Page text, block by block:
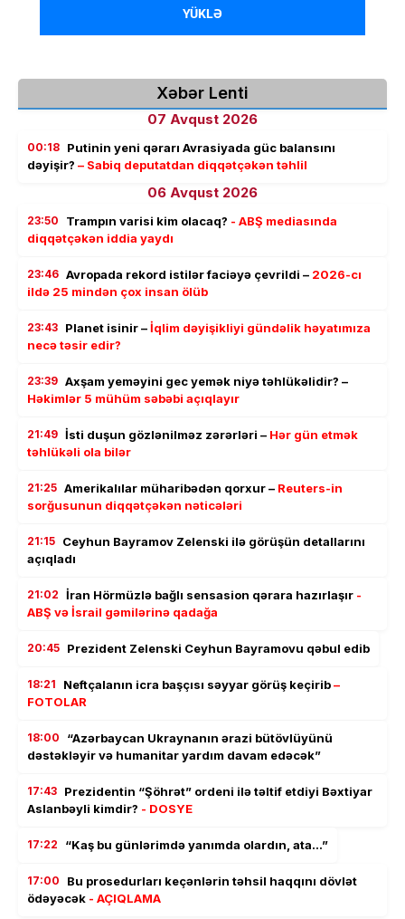
YÜKLƏ
Xəbər Lenti
07 Avqust 2026
00:18 Putinin yeni qərarı Avrasiyada güc balansını
dəyişir? – Sabiq deputatdan diqqətçəkən təhlil
06 Avqust 2026
23:50 Trampın varisi kim olacaq? - ABŞ mediasında
diqqətçəkən iddia yaydı
23:46 Avropada rekord istilər faciəyə çevrildi – 2026-cı
ildə 25 mindən çox insan ölüb
23:43 Planet isinir –İqlim dəyişikliyi gündəlik həyatımıza
necə təsir edir?
23:39 Axşam yeməyini gec yemək niyə təhlükəlidir? –
Həkimlər 5 mühüm səbəbi açıqlayır
21:49 İsti duşun gözlənilməz zərərləri – Hər gün etmək
təhlükəli ola bilər
21:25 Amerikalılar müharibədən qorxur – Reuters-in
sorğusunun diqqətçəkən nəticələri
21:15 Ceyhun Bayramov Zelenski ilə görüşün detallarını
açıqladı
21:02 İran Hörmüzlə bağlı sensasion qərara hazırlaşır -
ABŞ və İsrail gəmilərinə qadağa
20:45 Prezident Zelenski Ceyhun Bayramovu qəbul edib
18:21 Neftçalanın icra başçısı səyyar görüş keçirib–
FOTOLAR
18:00
“Azərbaycan Ukraynanın ərazi bütövlüyünü
dəstəkləyir və humanitar yardım davam edəcək”
17:43 Prezidentin “Şöhrət” ordeni ilə təltif etdiyi Bəxtiyar
Aslanbəyli kimdir? - DOSYE
17:22 “Kaş bu günlərimdə yanımda olardın, ata…”
17:00
Bu prosedurları keçənlərin təhsil haqqını dövlət
ödəyəcək - AÇIQLAMA